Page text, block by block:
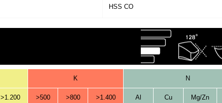
HSS CO
K N
>1.200 >500 >800 >1.400 Al Cu Mg/Zn